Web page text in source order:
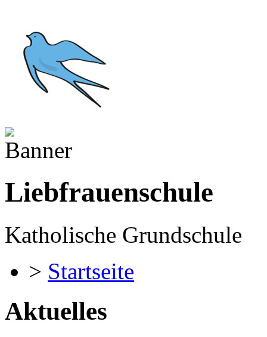
Liebfrauenschule
Katholische Grundschule
> Startseite
Aktuelles